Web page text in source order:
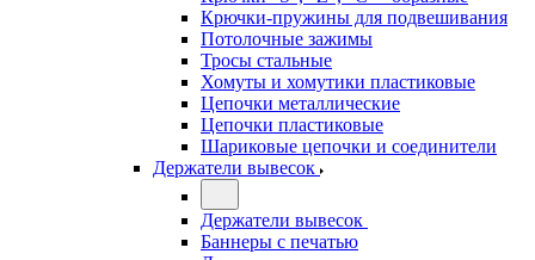
Крючки-пружины для подвешивания
Потолочные зажимы
Тросы стальные
Хомуты и хомутики пластиковые
Цепочки металлические
Цепочки пластиковые
Шариковые цепочки и соединители
Держатели вывесок
Держатели вывесок
Баннеры с печатью